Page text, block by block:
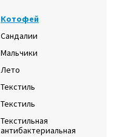
Котофей
Сандалии
Мальчики
Лето
Текстиль
Текстиль
Текстильная
антибактериальная